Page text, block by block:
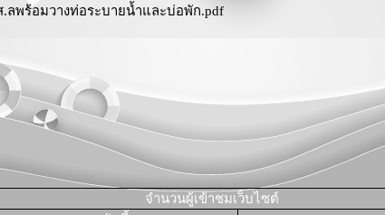
ลพร้อมวางท่อระบายน้ำและบ่อพัก.pdf
จำนวนผู้เข้าชมเว็บไซต์